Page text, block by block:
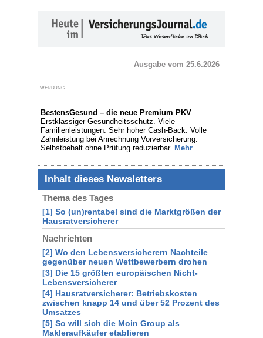
Ausgabe vom 25.6.2026
WERBUNG
BestensGesund – die neue Premium PKV
Erstklassiger Gesundheitsschutz. Viele
Familienleistungen. Sehr hoher Cash-Back. Volle
Zahnleistung bei Anrechnung Vorversicherung.
Selbstbehalt ohne Prüfung reduzierbar. Mehr
Inhalt dieses Newsletters
Thema des Tages
[1] So (un)rentabel sind die Marktgrößen der
Hausratversicherer
Nachrichten
[2] Wo den Lebensversicherern Nachteile
gegenüber neuen Wettbewerbern drohen
[3] Die 15 größten europäischen Nicht-
Lebensversicherer
[4] Hausratversicherer: Betriebskosten
zwischen knapp 14 und über 52 Prozent des
Umsatzes
[5] So will sich die Moin Group als
Makleraufkäufer etablieren